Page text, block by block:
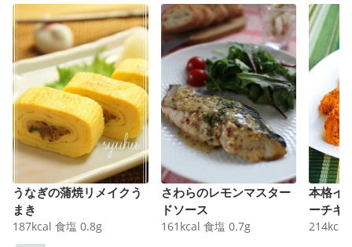
うなぎの蒲焼リメイクう
まき
187kcal 食塩 0.8g
さわらのレモンマスター
ドソース
161 kcal 食塩 0.7g
本格イ
ーチキ
214kcal